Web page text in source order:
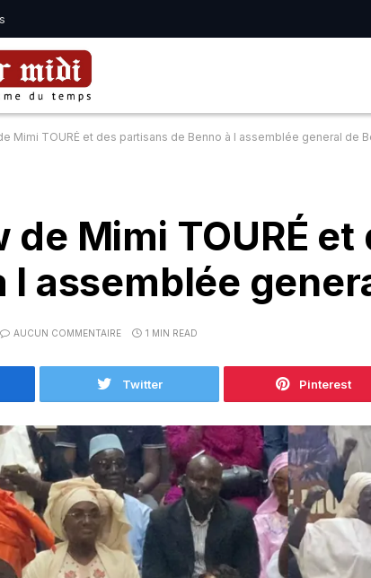
Mimi TOURÉ et des partisans de Benno à l assemblée general de
de Mimi TOURÉ
l assemblée
AUCUN COMMENTAIRE 1 MIN READ
Twitter Pinterest